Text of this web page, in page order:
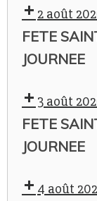
2 août
FETE
JOURNEE
3 août
FETE
JOURNEE
4 août